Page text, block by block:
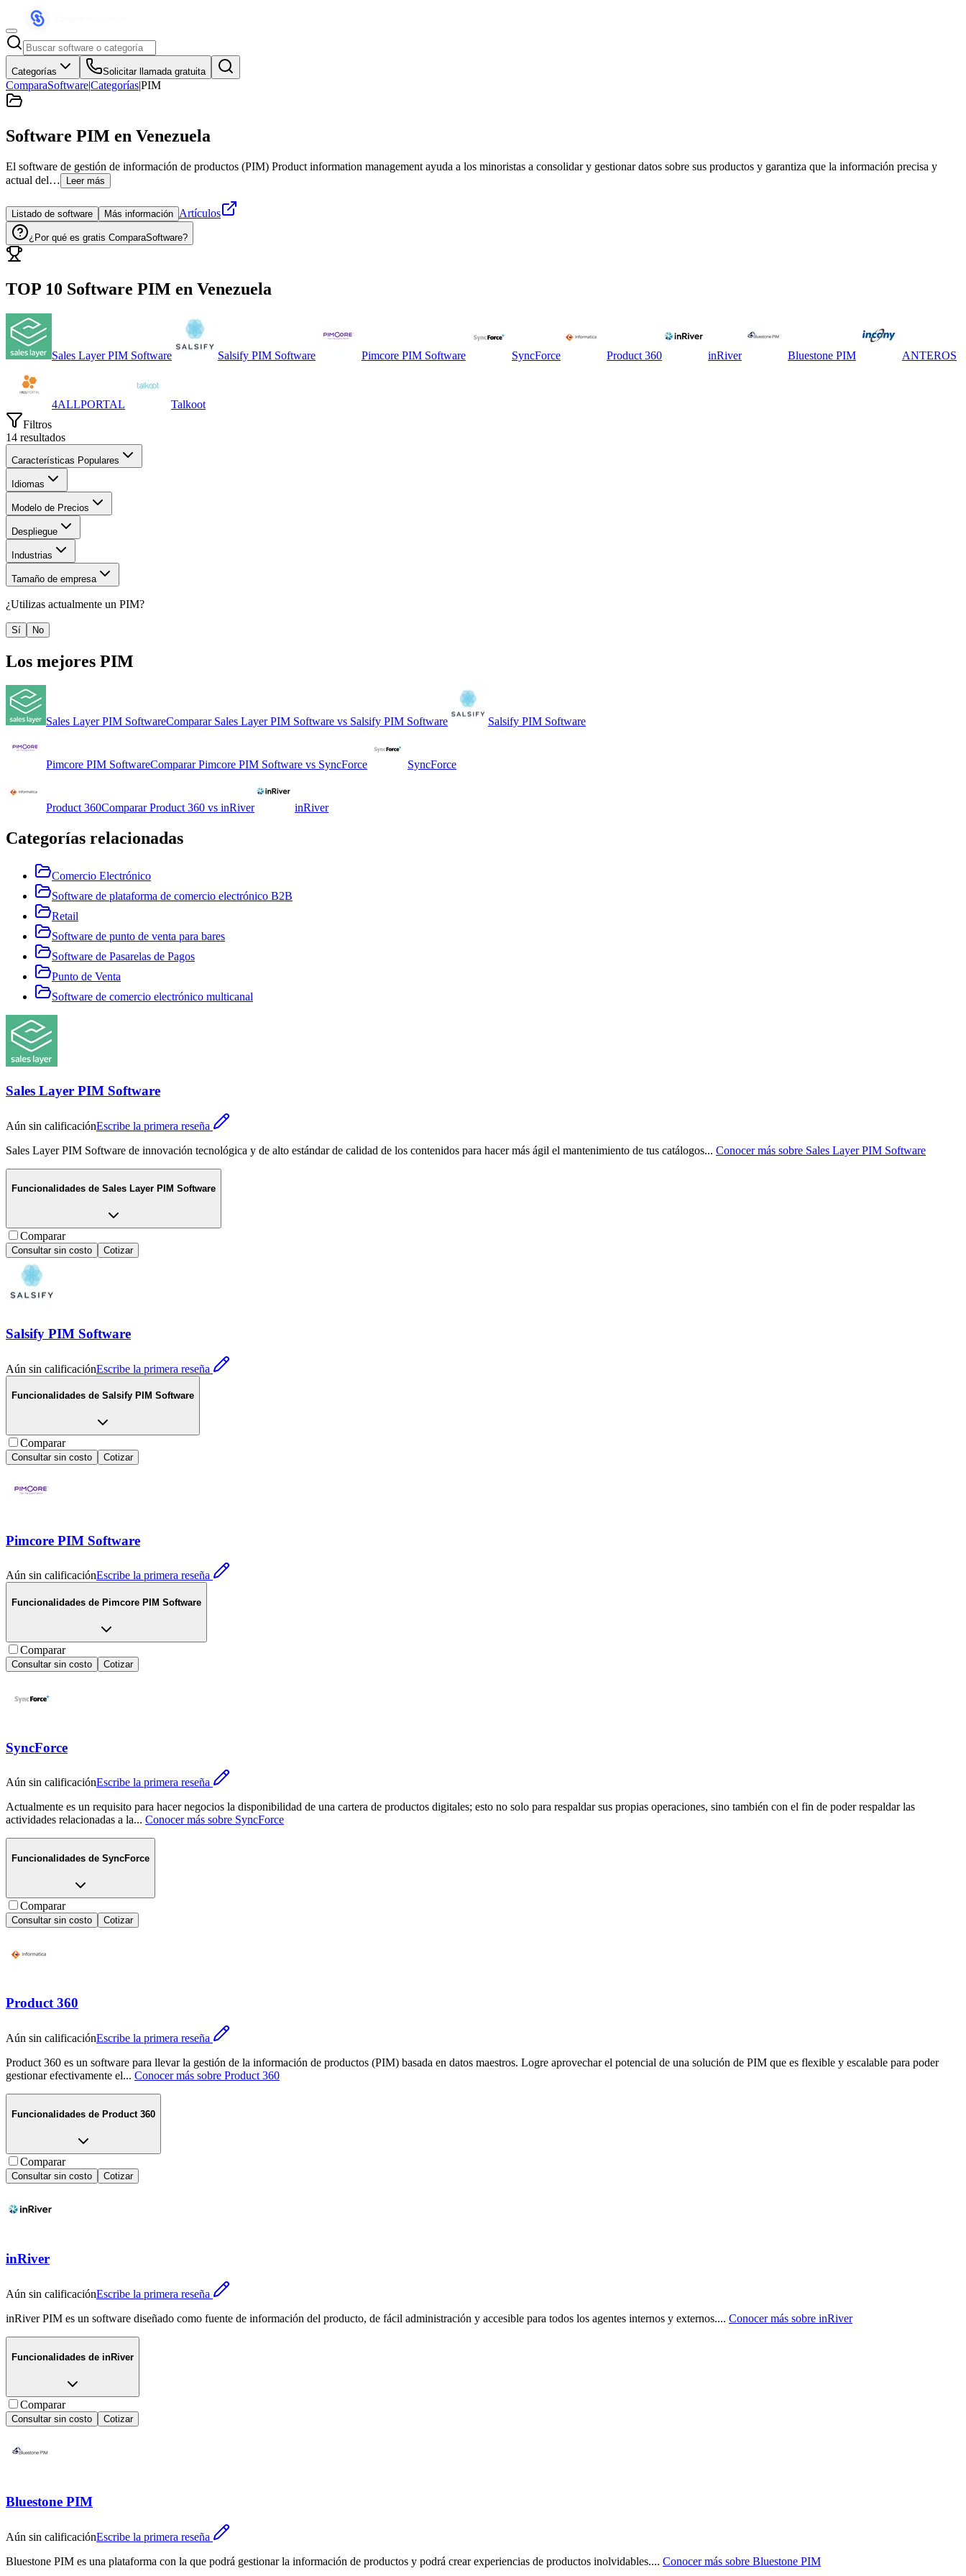
Categorías Solicitar llamada gratuita
ComparaSoftware|Categorías|PIM
Software PIM en Venezuela
El software de gestión de información de productos (PIM) Product information management ayuda a los minoristas a consolidar y gestionar datos sobre sus productos y garantiza que la información precisa y
actual del…
Leer más
Listado de software Más información Artículos
¿Por qué es gratis ComparaSoftware?
TOP 10 Software PIM en Venezuela
Sales Layer PIM Software Salsify PIM Software Pimcore PIM Software SyncForce Product 360 inRiver Bluestone PIM ANTEROS
4ALLPORTAL
Talkoot
Filtros
14 resultados
Características Populares
Idiomas
Modelo de Precios
Despliegue
Industrias
Tamaño de empresa
¿Utilizas actualmente un PIM?
Sí No
Los mejores PIM
Sales Layer PIM SoftwareComparar Sales Layer PIM Software vs Salsify PIM Software Salsify PIM Software
Pimcore PIM SoftwareComparar Pimcore PIM Software vs SyncForce SyncForce
Product 360Comparar Product 360 vs inRiver inRiver
Categorías relacionadas
Comercio Electrónico
Software de plataforma de comercio electrónico B2B
Retail
Software de punto de venta para bares
Software de Pasarelas de Pagos
Punto de Venta
Software de comercio electrónico multicanal
Sales Layer PIM Software
Aún sin calificaciónEscribe la primera reseña
Sales Layer PIM Software de innovación tecnológica y de alto estándar de calidad de los contenidos para hacer más ágil el mantenimiento de tus catálogos... Conocer más sobre Sales Layer PIM Software
Funcionalidades de Sales Layer PIM Software
Comparar
Consultar sin costo Cotizar
Salsify PIM Software
Aún sin calificaciónEscribe la primera reseña
Funcionalidades de Salsify PIM Software
Comparar
Consultar sin costo Cotizar
Pimcore PIM Software
Aún sin calificaciónEscribe la primera reseña
Funcionalidades de Pimcore PIM Software
Comparar
Consultar sin costo Cotizar
SyncForce
Aún sin calificaciónEscribe la primera reseña
Actualmente es un requisito para hacer negocios la disponibilidad de una cartera de productos digitales; esto no solo para respaldar sus propias operaciones, sino también con el fin de poder respaldar las
actividades relacionadas a la... Conocer más sobre SyncForce
Funcionalidades de SyncForce
Comparar
Consultar sin costo Cotizar
Product 360
Aún sin calificaciónEscribe la primera reseña
Product 360 es un software para llevar la gestión de la información de productos (PIM) basada en datos maestros. Logre aprovechar el potencial de una solución de PIM que es flexible y escalable para poder
gestionar efectivamente el... Conocer más sobre Product 360
Funcionalidades de Product 360
Comparar
Consultar sin costo Cotizar
inRiver
Aún sin calificaciónEscribe la primera reseña
inRiver PIM es un software diseñado como fuente de información del producto, de fácil administración y accesible para todos los agentes internos y externos.... Conocer más sobre inRiver
Funcionalidades de inRiver
Comparar
Consultar sin costo Cotizar
Bluestone PIM
Aún sin calificaciónEscribe la primera reseña
Bluestone PIM es una plataforma con la que podrá gestionar la información de productos y podrá crear experiencias de productos inolvidables.... Conocer más sobre Bluestone PIM